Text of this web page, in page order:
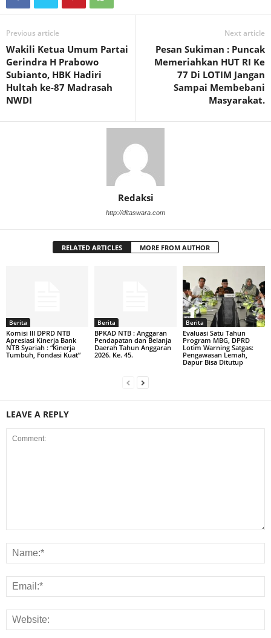
Previous article
Wakili Ketua Umum Partai
Gerindra H Prabowo
Subianto, HBK Hadiri
Hultah ke-87 Madrasah
NWDI
Next article
Pesan Sukiman : Puncak
Memeriahkan HUT RI Ke
77 Di LOTIM Jangan
Sampai Membebani
Masyarakat.
Redaksi
http://ditaswara.com
RELATED ARTICLES MORE FROM AUTHOR
Berita
Komisi III DPRD NTB
Apresiasi Kinerja Bank
NTB Syariah : “Kinerja
Tumbuh, Fondasi Kuat”
Berita
BPKAD NTB : Anggaran
Pendapatan dan Belanja
Daerah Tahun Anggaran
2026. Ke. 45.
Berita
Evaluasi Satu Tahun
Program MBG, DPRD
Lotim Warning Satgas:
Pengawasan Lemah,
Dapur Bisa Ditutup
LEAVE A REPLY